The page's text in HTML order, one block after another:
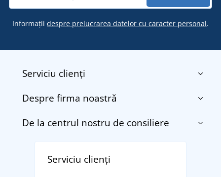
Informații despre prelucrarea datelor cu caracter personal.
Serviciu clienți
Contact
Transport și plată
Returnarea bunurilor și reclamații
Politica de confidențialitate a datelor cu caracter
Despre firma noastră
Despre noi
De la centrul nostru de consiliere
tradiție din 1976
Serviciu clienți